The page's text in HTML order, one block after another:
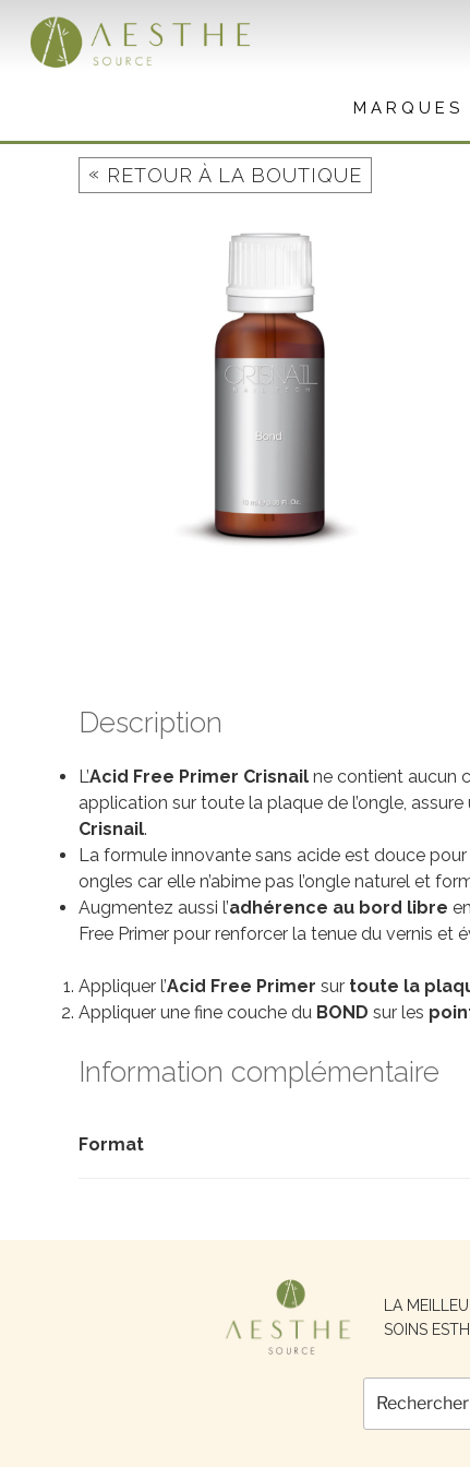
contenu
MARQUES
« RETOUR À LA BOUTIQUE
Description
L’Acid Free Primer Crisnail ne contient aucun
application sur toute la plaque de l’ongle,
Crisnail.
La formule innovante sans acide est douce
ongles car elle n’abime pas l’ongle naturel et
Augmentez aussi l’adhérence au bord libre
Free Primer pour renforcer la tenue du vernis et
Appliquer l’Acid Free Primer sur toute la
Appliquer une fine couche du BOND sur les
Information complémentaire
Format
LA
SOINS
pour :